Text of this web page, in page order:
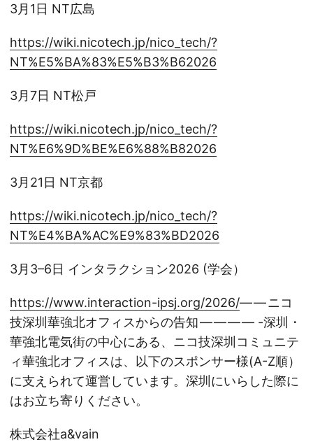
3月1日 NT広島
https://wiki.nicotech.jp/nico_tech/?
NT%E5%BA%83%E5%B3%B62026
3月7日 NT松戸
https://wiki.nicotech.jp/nico_tech/?
NT%E6%9D%BE%E6%88%B82026
3月21日 NT京都
https://wiki.nicotech.jp/nico_tech/?
NT%E4%BA%AC%E9%83%BD2026
3月3–6日 インタラクション2026 (学会）
https://www.interaction-ipsj.org/2026/— — ニコ
技深圳華強北オフィスからの告知 — — — — -深圳・
華強北電気街の中心にある、ニコ技深圳コミュニテ
ィ華強北オフィスは、以下のスポンサー様(A-Z順）
に支えられて運営しています。深圳にいらした際に
はお立ち寄りください。
株式会社a&vain